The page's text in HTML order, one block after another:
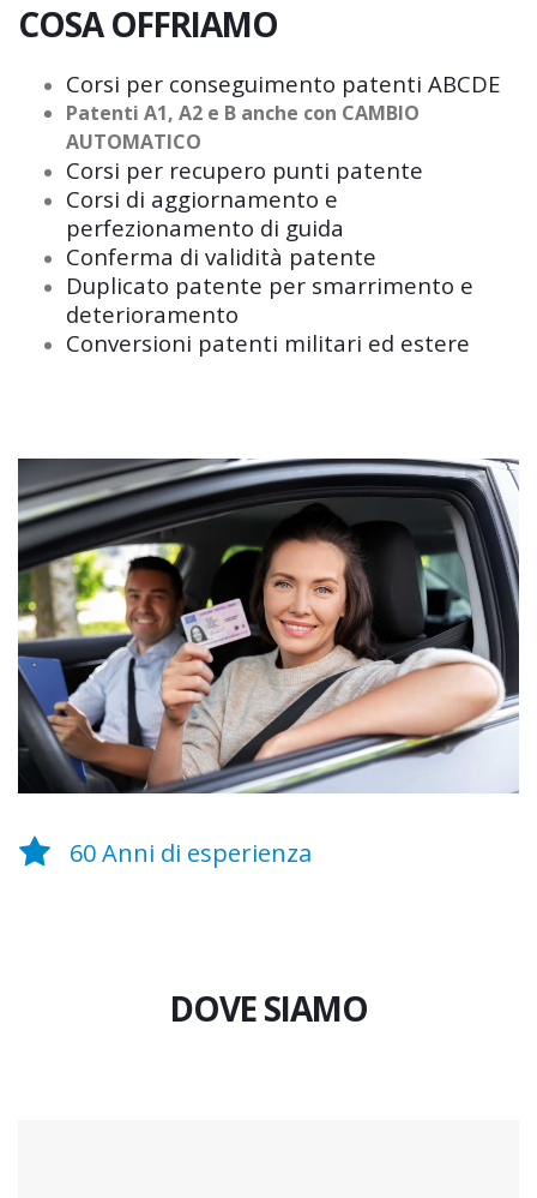
COSA OFFRIAMO
Corsi per conseguimento patenti ABCDE
Patenti A1, A2 e B anche con CAMBIO
AUTOMATICO
Corsi per recupero punti patente
Corsi di aggiornamento e
perfezionamento di guida
Conferma di validità patente
Duplicato patente per smarrimento e
deterioramento
Conversioni patenti militari ed estere
60 Anni di esperienza
DOVE SIAMO